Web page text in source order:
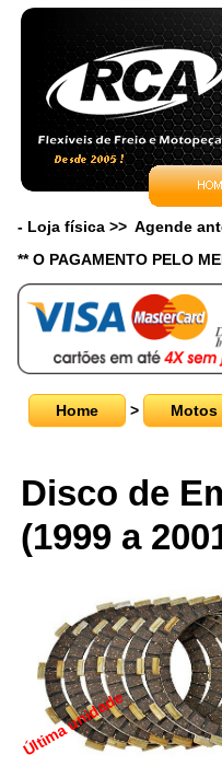
- Loja física >> Agende
** O PAGAMENTO PELO
Home > Motos
Disco de
(1999 a
Última unidade